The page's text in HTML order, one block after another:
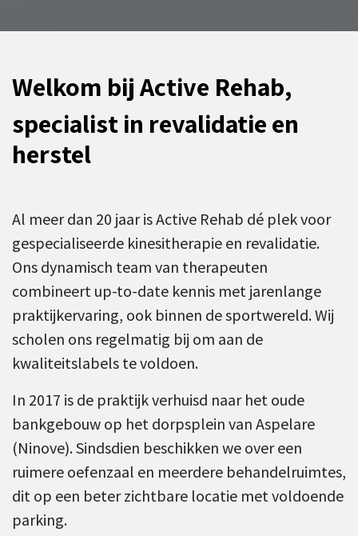
Welkom bij Active Rehab,
specialist in revalidatie en
herstel
Al meer dan 20 jaar is Active Rehab dé plek voor
gespecialiseerde kinesitherapie en revalidatie.
Ons dynamisch team van therapeuten
combineert up-to-date kennis met jarenlange
praktijkervaring, ook binnen de sportwereld. Wij
scholen ons regelmatig bij om aan de
kwaliteitslabels te voldoen.
In 2017 is de praktijk verhuisd naar het oude
bankgebouw op het dorpsplein van Aspelare
(Ninove). Sindsdien beschikken we over een
ruimere oefenzaal en meerdere behandelruimtes,
dit op een beter zichtbare locatie met voldoende
parking.